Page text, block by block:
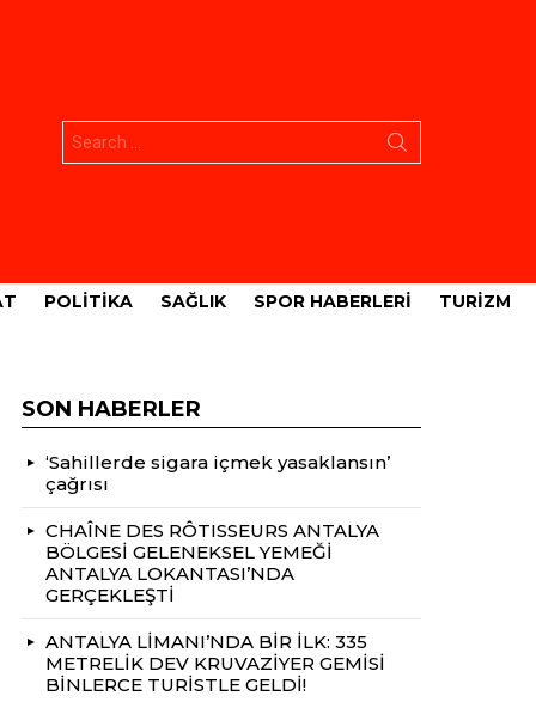
POLITIKA SAĞLIK SPOR HABERLERI TURIZM
SON HABERLER
‘Sahillerde sigara içmek yasaklansın’
çağrısı
CHAÎNE DES RÔTISSEURS ANTALYA
BÖLGESİ GELENEKSEL YEMEĞİ
ANTALYA LOKANTASI’NDA
GERÇEKLEŞTİ
ANTALYA LİMANI’NDA BİR İLK: 335
METRELİK DEV KRUVAZİYER GEMİSİ
BİNLERCE TURİSTLE GELDİ!